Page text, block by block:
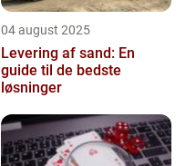
04 august 2025
Levering af sand: En
guide til de bedste
løsninger